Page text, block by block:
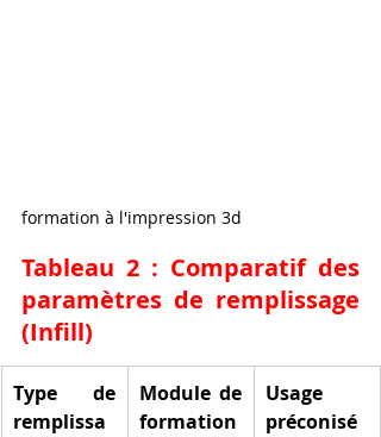
formation à l'impression 3d
Tableau 2 : Comparatif des
paramètres de remplissage
(Infill)
Type de
remplissa
Module de
formation
Usage
préconisé